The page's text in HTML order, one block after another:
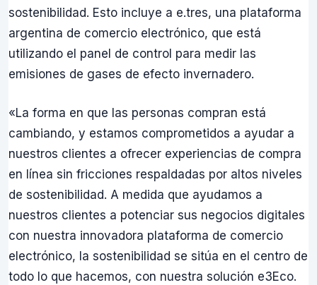
sostenibilidad. Esto incluye a e.tres, una plataforma
argentina de comercio electrónico, que está
utilizando el panel de control para medir las
emisiones de gases de efecto invernadero.
«La forma en que las personas compran está
cambiando, y estamos comprometidos a ayudar a
nuestros clientes a ofrecer experiencias de compra
en línea sin fricciones respaldadas por altos niveles
de sostenibilidad. A medida que ayudamos a
nuestros clientes a potenciar sus negocios digitales
con nuestra innovadora plataforma de comercio
electrónico, la sostenibilidad se sitúa en el centro de
todo lo que hacemos, con nuestra solución e3Eco.